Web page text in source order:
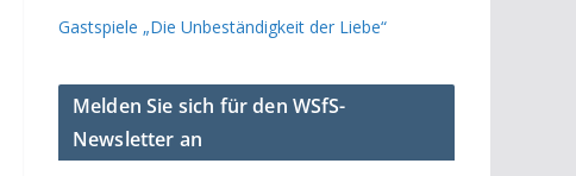
Gastspiele „Die Unbeständigkeit der Liebe“
Melden Sie sich für den WSfS-
Newsletter an